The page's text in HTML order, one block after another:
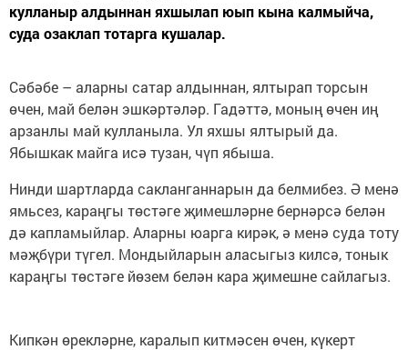
кулланыр алдыннан яхшылап юып кына калмыйча,
суда озаклап тотарга кушалар.
Сәбәбе – аларны сатар алдыннан, ялтырап торсын
өчен, май белән эшкәртәләр. Гадәттә, моның өчен иң
арзанлы май кулланыла. Ул яхшы ялтырый да.
Ябышкак майга исә тузан, чүп ябыша.
Нинди шартларда сакланганнарын да белмибез. Ә менә
ямьсез, караңгы төстәге җимешләрне бернәрсә белән
дә капламыйлар. Аларны юарга кирәк, ә менә суда тоту
мәҗбүри түгел. Мондыйларын аласыгыз килсә, тонык
караңгы төстәге йөзем белән кара җимешне сайлагыз.
Кипкән өрекләрне, каралып китмәсен өчен, күкерт